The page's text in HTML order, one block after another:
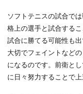
ソフトテニスの試合で
格上の選手と試合する
試合に勝てる可能性も
大切でフェイントなど
になるのです。前衛と
に日々努力することで上